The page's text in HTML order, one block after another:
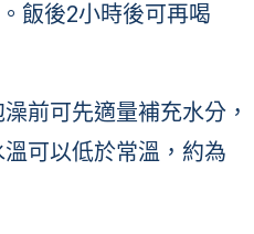
飯後2小時後可再喝
前可先適量補充水分，
可以低於常溫，約為